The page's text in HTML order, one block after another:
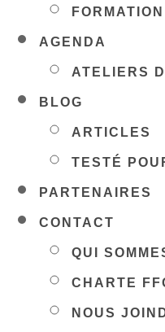
AGENDA
ATELIERS
BLOG
ARTICLES
TESTÉ
PARTENAIRES
CONTACT
QUI
CHARTE
NOUS